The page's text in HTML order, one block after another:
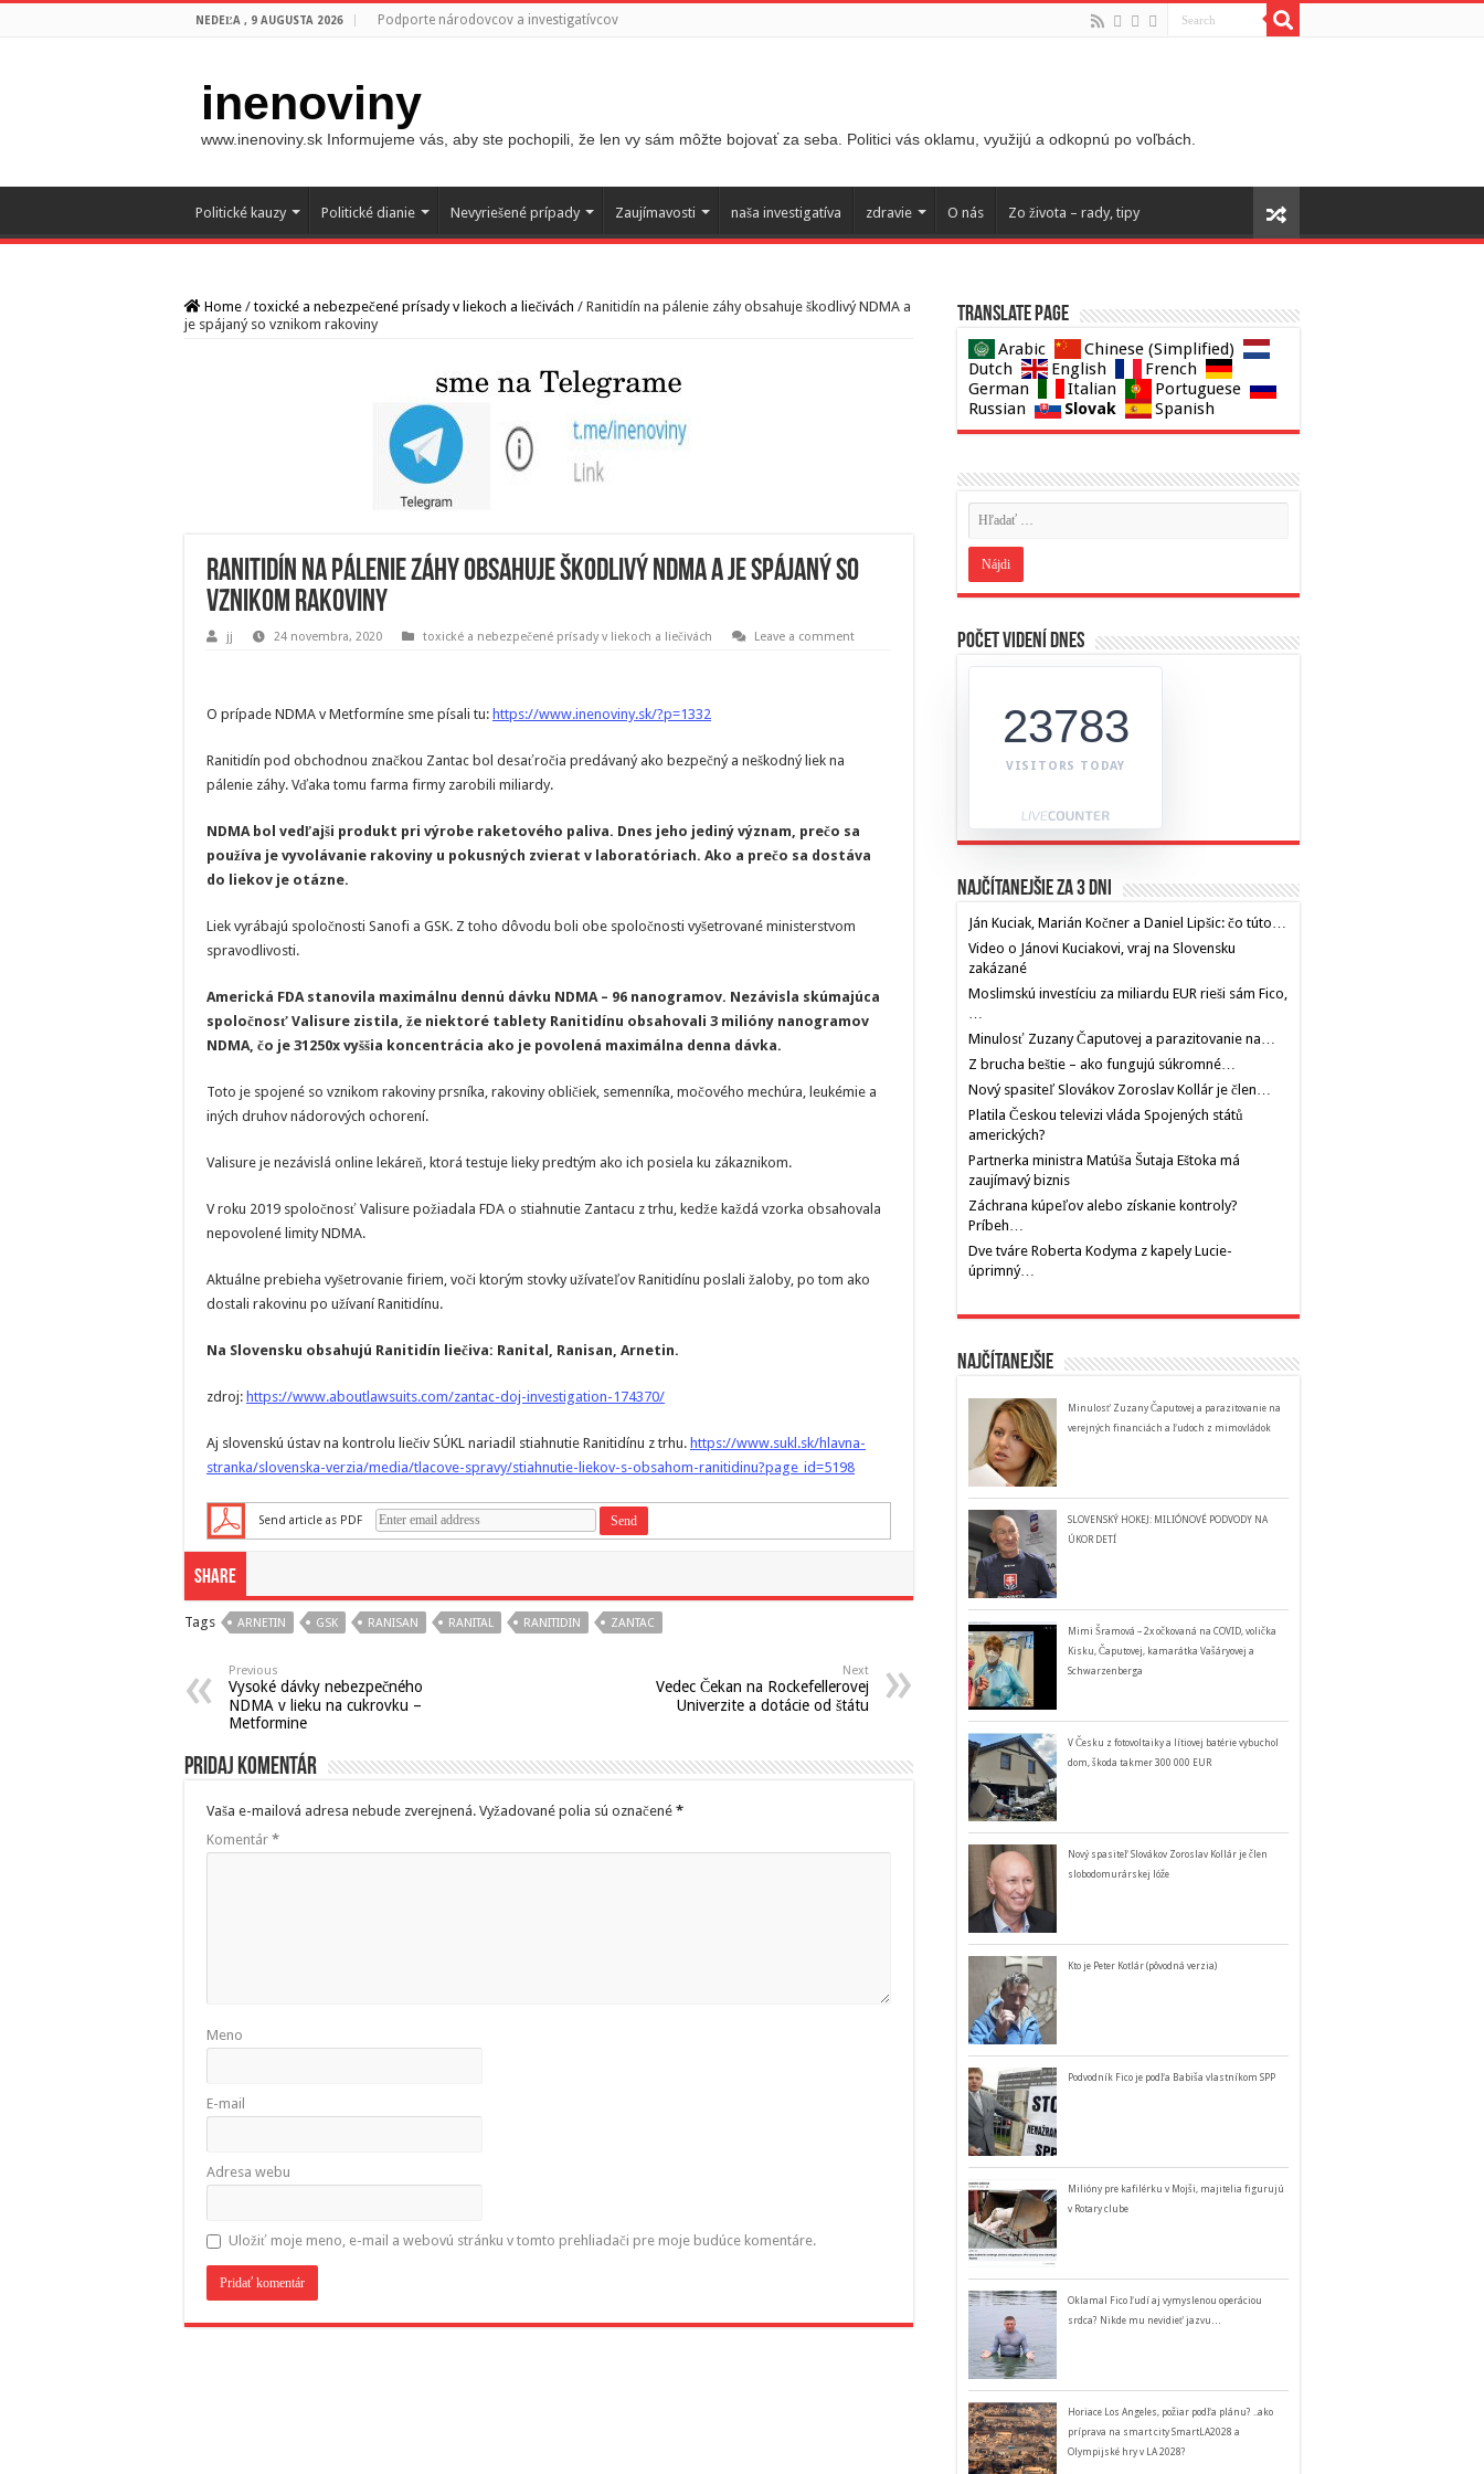
NEDEĽA , 9 AUGUSTA 2026 Podporte národovcov a investigatívcov
inenoviny
www.inenoviny.sk Informujeme vás, aby ste pochopili, že len vy sám môžte bojovať za seba. Politici vás oklamu, využijú a odkopnú po voľbách.
Politické kauzy Politické dianie Nevyriešené prípady Zaujímavosti naša investigatíva zdravie O nás Zo života – rady, tipy
Home / toxické a nebezpečené prísady v liekoch a liečivách / Ranitidín na pálenie záhy obsahuje škodlivý NDMA a
je spájaný so vznikom rakoviny
Ranitidín na pálenie záhy obsahuje škodlivý NDMA a je spájaný so
vznikom rakoviny
jj 24 novembra, 2020 toxické a nebezpečené prísady v liekoch a liečivách Leave a comment
O prípade NDMA v Metformíne sme písali tu: https://www.inenoviny.sk/?p=1332
Ranitidín pod obchodnou značkou Zantac bol desaťročia predávaný ako bezpečný a neškodný liek na
pálenie záhy. Vďaka tomu farma firmy zarobili miliardy.
NDMA bol vedľajši produkt pri výrobe raketového paliva. Dnes jeho jediný význam, prečo sa
používa je vyvolávanie rakoviny u pokusných zvierat v laboratóriach. Ako a prečo sa dostáva
do liekov je otázne.
Liek vyrábajú spoločnosti Sanofi a GSK. Z toho dôvodu boli obe spoločnosti vyšetrované ministerstvom
spravodlivosti.
Americká FDA stanovila maximálnu dennú dávku NDMA – 96 nanogramov. Nezávisla skúmajúca
spoločnosť Valisure zistila, že niektoré tablety Ranitidínu obsahovali 3 milióny nanogramov
NDMA, čo je 31250x vyššia koncentrácia ako je povolená maximálna denna dávka.
Toto je spojené so vznikom rakoviny prsníka, rakoviny obličiek, semenníka, močového mechúra, leukémie a
iných druhov nádorových ochorení.
Valisure je nezávislá online lekáreň, ktorá testuje lieky predtým ako ich posiela ku zákaznikom.
V roku 2019 spoločnosť Valisure požiadala FDA o stiahnutie Zantacu z trhu, kedže každá vzorka obsahovala
nepovolené limity NDMA.
Aktuálne prebieha vyšetrovanie firiem, voči ktorým stovky užívateľov Ranitidínu poslali žaloby, po tom ako
dostali rakovinu po užívaní Ranitidínu.
Na Slovensku obsahujú Ranitidín liečiva: Ranital, Ranisan, Arnetin.
zdroj: https://www.aboutlawsuits.com/zantac-doj-investigation-174370/
Aj slovenskú ústav na kontrolu liečiv SÚKL nariadil stiahnutie Ranitidínu z trhu. https://www.sukl.sk/hlavna-
stranka/slovenska-verzia/media/tlacove-spravy/stiahnutie-liekov-s-obsahom-ranitidinu?page_id=5198
Send article as PDF
Share
Tags ARNETIN GSK RANISAN RANITAL RANITIDIN ZANTAC
Previous
Vysoké dávky nebezpečného
NDMA v lieku na cukrovku –
Metformine
Next
Vedec Čekan na Rockefellerovej
Univerzite a dotácie od štátu
Pridaj komentár
Vaša e-mailová adresa nebude zverejnená. Vyžadované polia sú označené *
Komentár *
Meno
E-mail
Adresa webu
Uložiť moje meno, e-mail a webovú stránku v tomto prehliadači pre moje budúce komentáre.
Translate page
Arabic
Chinese (Simplified)
Dutch
English
French
German
Italian
Portuguese
Russian
Slovak Spanish
Počet videní dnes
23783
VISITORS TODAY
Najčítanejšie za 3 dni
Ján Kuciak, Marián Kočner a Daniel Lipšic: čo túto…
Video o Jánovi Kuciakovi, vraj na Slovensku
zakázané
Moslimskú investíciu za miliardu EUR rieši sám Fico,
…
Minulosť Zuzany Čaputovej a parazitovanie na…
Z brucha beštie – ako fungujú súkromné…
Nový spasiteľ Slovákov Zoroslav Kollár je člen…
Platila Českou televizi vláda Spojených států
amerických?
Partnerka ministra Matúša Šutaja Eštoka má
zaujímavý biznis
Záchrana kúpeľov alebo získanie kontroly?
Príbeh…
Dve tváre Roberta Kodyma z kapely Lucie-
úprimný…
Najčítanejšie
Minulosť Zuzany Čaputovej a parazitovanie na
verejných financiách a ľudoch z mimovládok
SLOVENSKÝ HOKEJ: MILIÓNOVÉ PODVODY NA
ÚKOR DETÍ
Mimi Šramová – 2x očkovaná na COVID, volička
Kisku, Čaputovej, kamarátka Vašáryovej a
Schwarzenberga
V Česku z fotovoltaiky a lítiovej batérie vybuchol
dom, škoda takmer 300 000 EUR
Nový spasiteľ Slovákov Zoroslav Kollár je člen
slobodomurárskej lóže
Kto je Peter Kotlár (pôvodná verzia)
Podvodník Fico je podľa Babiša vlastníkom SPP
Milióny pre kafilérku v Mojši, majitelia figurujú
v Rotary clube
Oklamal Fico ľudí aj vymyslenou operáciou
srdca? Nikde mu nevidieť jazvu…
Horiace Los Angeles, požiar podľa plánu? ..ako
príprava na smart city SmartLA2028 a
Olympijské hry v LA 2028?